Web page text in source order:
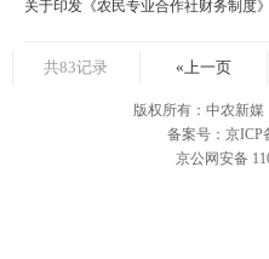
关于印发《农民专业合作社财务制度
共83记录 «上一页
版权所有：中农新
备案号：京ICP
京公网安备